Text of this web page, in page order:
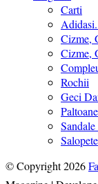
Carti
Cizme,
Cizme,
Rochii
Geci
Salopete
© Copyright 2026